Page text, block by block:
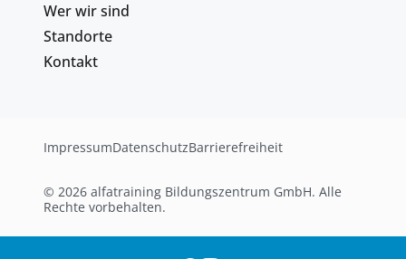
Wer wir sind
Standorte
Kontakt
ImpressumDatenschutzBarrierefreiheit
© 2026 alfatraining Bildungszentrum GmbH. Alle
Rechte vorbehalten.